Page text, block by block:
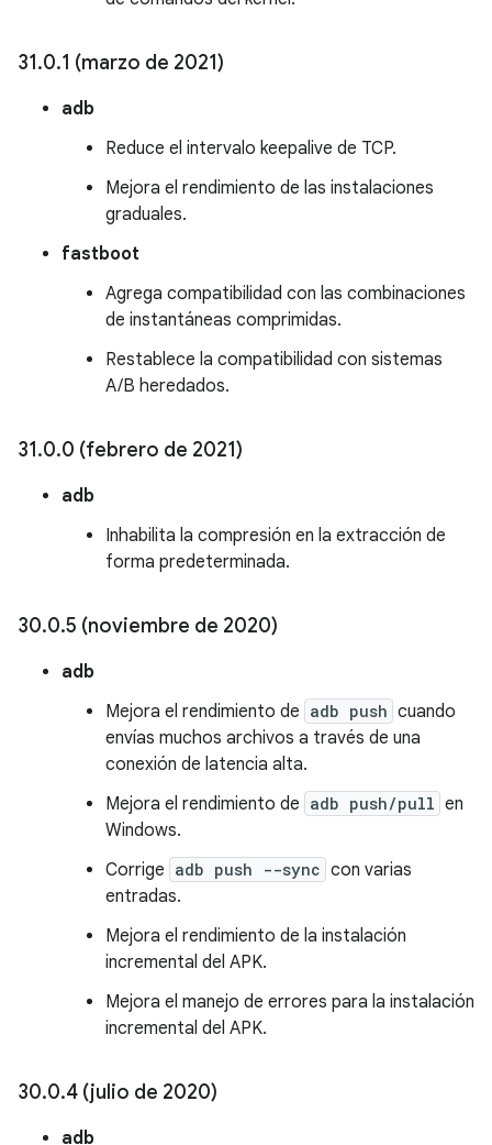
31.0.1 (marzo de 2021)
adb
Reduce el intervalo keepalive de TCP.
Mejora el rendimiento de las instalaciones
graduales.
fastboot
Agrega compatibilidad con las combinaciones
de instantáneas comprimidas.
Restablece la compatibilidad con sistemas
A/B heredados.
31.0.0 (febrero de 2021)
adb
Inhabilita la compresión en la extracción de
forma predeterminada.
30.0.5 (noviembre de 2020)
adb
Mejora el rendimiento de adb push cuando
envías muchos archivos a través de una
conexión de latencia alta.
Mejora el rendimiento de adb push/pull en
Windows.
Corrige adb push --sync con varias
entradas.
Mejora el rendimiento de la instalación
incremental del APK.
Mejora el manejo de errores para la instalación
incremental del APK.
30.0.4 (julio de 2020)
adb